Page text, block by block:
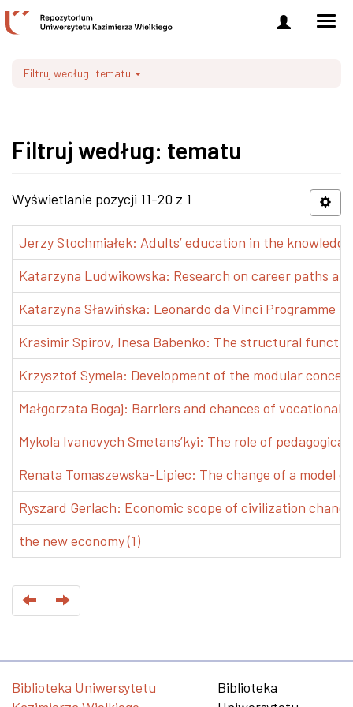
Zaloguj
się
Filtruj według: tematu
Filtruj według: tematu
Wyświetlanie pozycji 11-20 z 1
Jerzy Stochmiałek: Adults’ education in the
Katarzyna Ludwikowska: Research on career paths
Katarzyna Sławińska: Leonardo da Vinci Programme
Krasimir Spirov, Inesa Babenko: The structural
Krzysztof Symela: Development of the modular
Małgorzata Bogaj: Barriers and chances of vocational
Mykola Ivanovych Smetans’kyi: The role of
Renata Tomaszewska-Lipiec: The change of a model
Ryszard Gerlach: Economic scope of civilization
the new economy (1)
Biblioteka Uniwersytetu
Biblioteka